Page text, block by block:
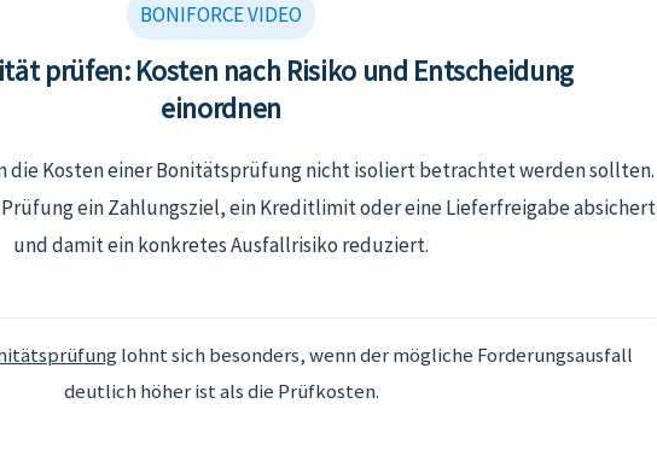
BONIFORCE VIDEO
prüfen: Kosten nach Risiko und Entscheidung
einordnen
die Kosten einer Bonitätsprüfung nicht isoliert betrachtet werden sollten.
ein Zahlungsziel, ein Kreditlimit oder eine Lieferfreigabe absichert
und damit ein konkretes Ausfallrisiko reduziert.
lohnt sich besonders, wenn der mögliche Forderungsausfall
deutlich höher ist als die Prüfkosten.